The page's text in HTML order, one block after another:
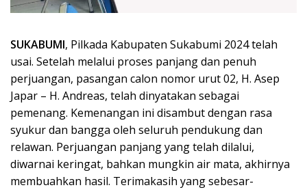
SUKABUMI, Pilkada Kabupaten Sukabumi 2024 telah
usai. Setelah melalui proses panjang dan penuh
perjuangan, pasangan calon nomor urut 02, H. Asep
Japar – H. Andreas, telah dinyatakan sebagai
pemenang. Kemenangan ini disambut dengan rasa
syukur dan bangga oleh seluruh pendukung dan
relawan. Perjuangan panjang yang telah dilalui,
diwarnai keringat, bahkan mungkin air mata, akhirnya
membuahkan hasil. Terimakasih yang sebesar-